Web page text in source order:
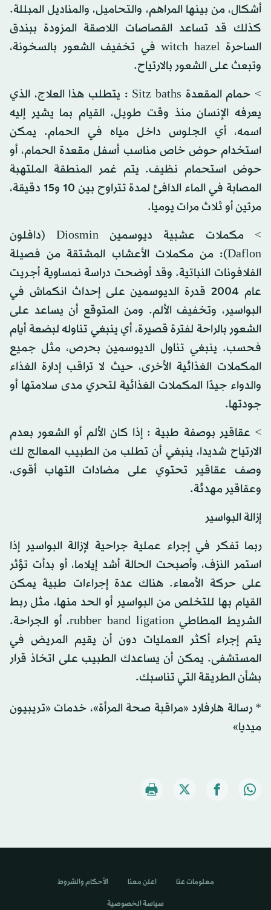
أشكال، من بينها المراهم، والتحاميل، والمناديل المبللة.
كذلك قد تساعد القصاصات اللاصقة المزودة ببندق
الساحرة witch hazel في تخفيف الشعور بالسخونة،
وتبعث على الشعور بالارتياح.
> حمام المقعدة Sitz baths : يتطلب هذا العلاج، الذي
يعرفه الإنسان منذ وقت طويل، القيام بما يشير إليه
اسمه، أي الجلوس داخل مياه في الحمام. يمكن
استخدام حوض خاص مناسب أسفل مقعدة الحمام، أو
حوض استحمام نظيف. يتم غمر المنطقة الملتهبة
المصابة في الماء الدافئ لمدة تتراوح بين 10 و15 دقيقة،
مرتين أو ثلاث مرات يوميا.
> مكملات عشبية ديوسمين Diosmin (دافلون
Daflon): من مكملات الأعشاب المشتقة من فصيلة
الفلافونات النباتية. وقد أوضحت دراسة نمساوية أجريت
عام 2004 قدرة الديوسمين على إحداث انكماش في
البواسير، وتخفيف الألم. ومن المتوقع أن يساعد على
الشعور بالراحة لفترة قصيرة، أي ينبغي تناوله لبضعة أيام
فحسب. ينبغي تناول الديوسمين بحرص، مثل جميع
المكملات الغذائية الأخرى، حيث لا تراقب إدارة الغذاء
والدواء جيدًا المكملات الغذائية لتحري مدى سلامتها أو
جودتها.
> عقاقير بوصفة طبية : إذا كان الألم أو الشعور بعدم
الارتياح شديدا، ينبغي أن تطلب من الطبيب المعالج لك
وصف عقاقير تحتوي على مضادات التهاب أقوى،
وعقاقير مهدئة.
إزالة البواسير
ربما تفكر في إجراء عملية جراحية لإزالة البواسير إذا
استمر النزف، وأصبحت الحالة أشد إيلاما، أو بدأت تؤثر
على حركة الأمعاء. هناك عدة إجراءات طبية يمكن
القيام بها للتخلص من البواسير أو الحد منها، مثل ربط
الشريط المطاطي rubber band ligation، أو الجراحة.
يتم إجراء أكثر العمليات دون أن يقيم المريض في
المستشفى. يمكن أن يساعدك الطبيب على اتخاذ قرار
بشأن الطريقة التي تناسبك.
* رسالة هارفارد «مراقبة صحة المرأة»، خدمات «تريبيون
ميديا»
معلومات عنا اعلن معنا الأحكام والشروط
سياسة الخصوصية